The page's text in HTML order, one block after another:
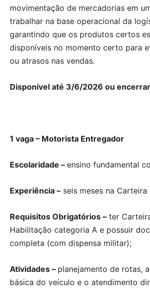
movimentação de mercadorias em
trabalhar na base operacional da
garantindo que os produtos certos
disponíveis no momento certo para
ou atrasos nas vendas.
Disponível até 3/6/2026 ou
1 vaga – Motorista Entregador
Escolaridade – ensino fundamental
Experiência – seis meses na Carteira
Requisitos Obrigatórios – ter
Habilitação categoria A e possuir
completa (com dispensa militar);
Atividades – planejamento de rotas,
básica do veículo e o atendimento